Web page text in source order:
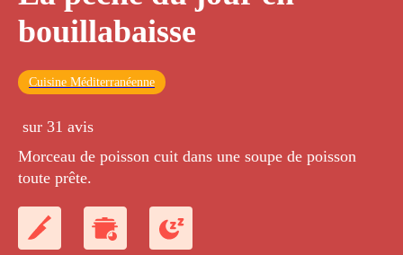
bouillabaisse
Cuisine Méditerranéenne
sur 31 avis
Morceau de poisson cuit dans une soupe de poisson
toute prête.